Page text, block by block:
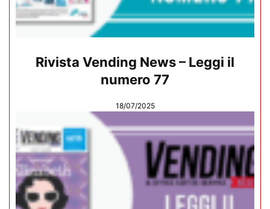
Rivista Vending News – Leggi il
numero 77
18/07/2025